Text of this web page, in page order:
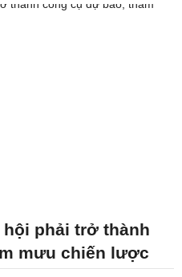
phải trở thành
mưu chiến lược